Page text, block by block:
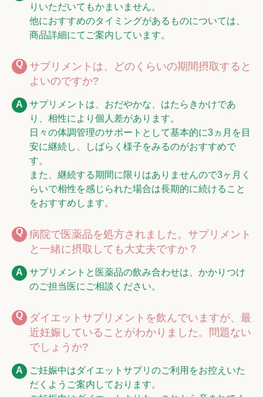
りいただいてもかまいません。
他におすすめのタイミングがあるものについては、
商品詳細にてご案内しています。
サプリメントは、どのくらいの期間摂取すると
よいのですか?
サプリメントは、おだやかな、はたらきかけであ
り、相性により個人差があります。
日々の体調管理のサポートとして基本的に3ヵ月を目
安に継続し、しばらく様子をみるのがおすすめで
す。
また、継続する期間に限りはありませんので3ヶ月く
らいで相性を感じられた場合は長期的に続けること
をおすすめします。
病院で医薬品を処方されました。サプリメント
と一緒に摂取しても大丈夫ですか？
サプリメントと医薬品の飲み合わせは、かかりつけ
のご担当医にご相談ください。
ダイエットサプリメントを飲んでいますが、最
近妊娠していることがわかりました。問題ない
でしょうか?
ご妊娠中はダイエットサプリのご利用をお控えいた
だくようご案内しております。